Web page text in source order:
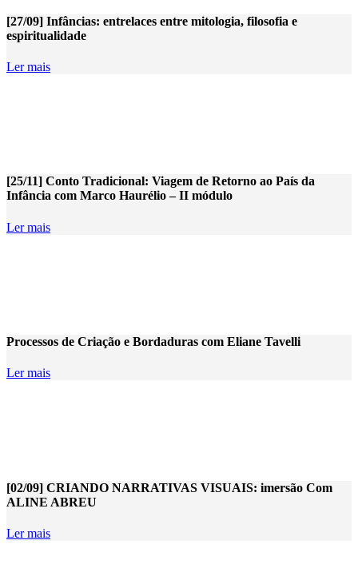
[27/09] Infâncias: entrelaces entre mitologia, filosofia e
espiritualidade
Ler mais
[25/11] Conto Tradicional: Viagem de Retorno ao País da
Infância com Marco Haurélio – II módulo
Ler mais
Processos de Criação e Bordaduras com Eliane Tavelli
Ler mais
[02/09] CRIANDO NARRATIVAS VISUAIS: imersão Com
ALINE ABREU
Ler mais